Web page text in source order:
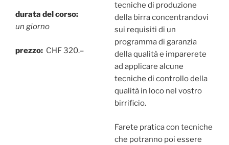
durata del corso:
un giorno
prezzo: CHF 320.–
tecniche di produzione
della birra concentrandovi
sui requisiti di un
programma di garanzia
della qualità e imparerete
ad applicare alcune
tecniche di controllo della
qualità in loco nel vostro
birrificio.
Farete pratica con tecniche
che potranno poi essere